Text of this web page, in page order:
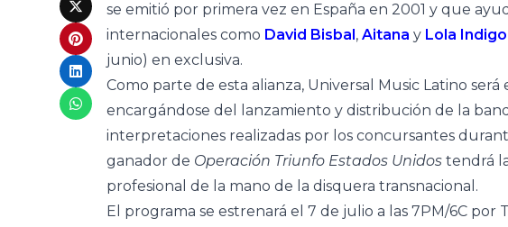
se emitió por primera vez en España en 2001 y que
internacionales como David Bisbal, Aitana y Lola Indigo
junio) en exclusiva.
Como parte de esta alianza, Universal Music Latino
encargándose del lanzamiento y distribución de la
interpretaciones realizadas por los concursantes
ganador de Operación Triunfo Estados Unidos tendrá
profesional de la mano de la disquera transnacional.
El programa se estrenará el 7 de julio a las 7PM/6C por